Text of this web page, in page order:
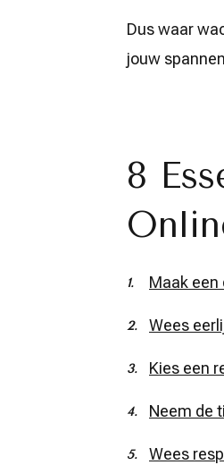
Dus waar
jouw
8
Maak een
Wees
Kies een
Neem de
Wees